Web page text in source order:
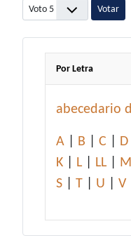
Por favor, vote
Por Letra
abecedario
A B C D
K
L LL M
S
T U V